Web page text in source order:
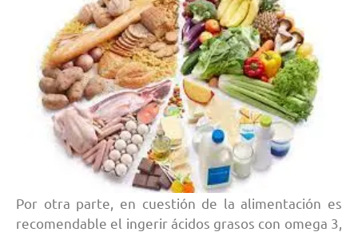
Por otra parte, en cuestión de la alimentación es
recomendable el ingerir ácidos grasos con omega 3,